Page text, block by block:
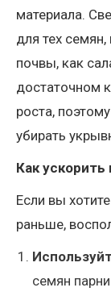
материала.
для тех
почвы, как
достаточном
роста,
убирать
Как
Если вы
раньше,
семян